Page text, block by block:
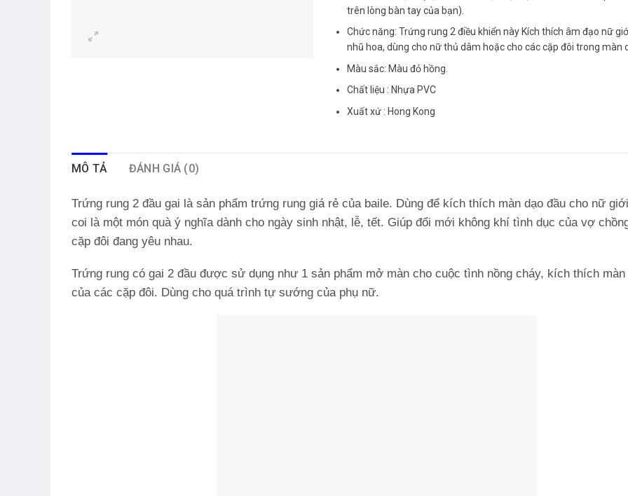
trên lòng bàn tay của bạn).
Chức năng: Trứng rung 2 điều khiển này Kích thích âm đạo nữ
nhũ hoa, dùng cho nữ thủ dâm hoặc cho các cặp đôi trong màn
Màu sắc: Màu đỏ hồng.
Chất liệu : Nhựa PVC
Xuất xứ : Hong Kong
MÔ TẢ ĐÁNH GIÁ (0)
Trứng rung 2 đầu gai là sản phẩm trứng rung giá rẻ của baile. Dùng để kích thích màn dạo đầu cho nữ
coi là một món quà ý nghĩa dành cho ngày sinh nhật, lễ, tết. Giúp đổi mới không khí tình dục của vợ
cặp đôi đang yêu nhau.
Trứng rung có gai 2 đầu được sử dụng như 1 sản phẩm mở màn cho cuộc tình nồng cháy, kích thích màn
của các cặp đôi. Dùng cho quá trình tự sướng của phụ nữ.